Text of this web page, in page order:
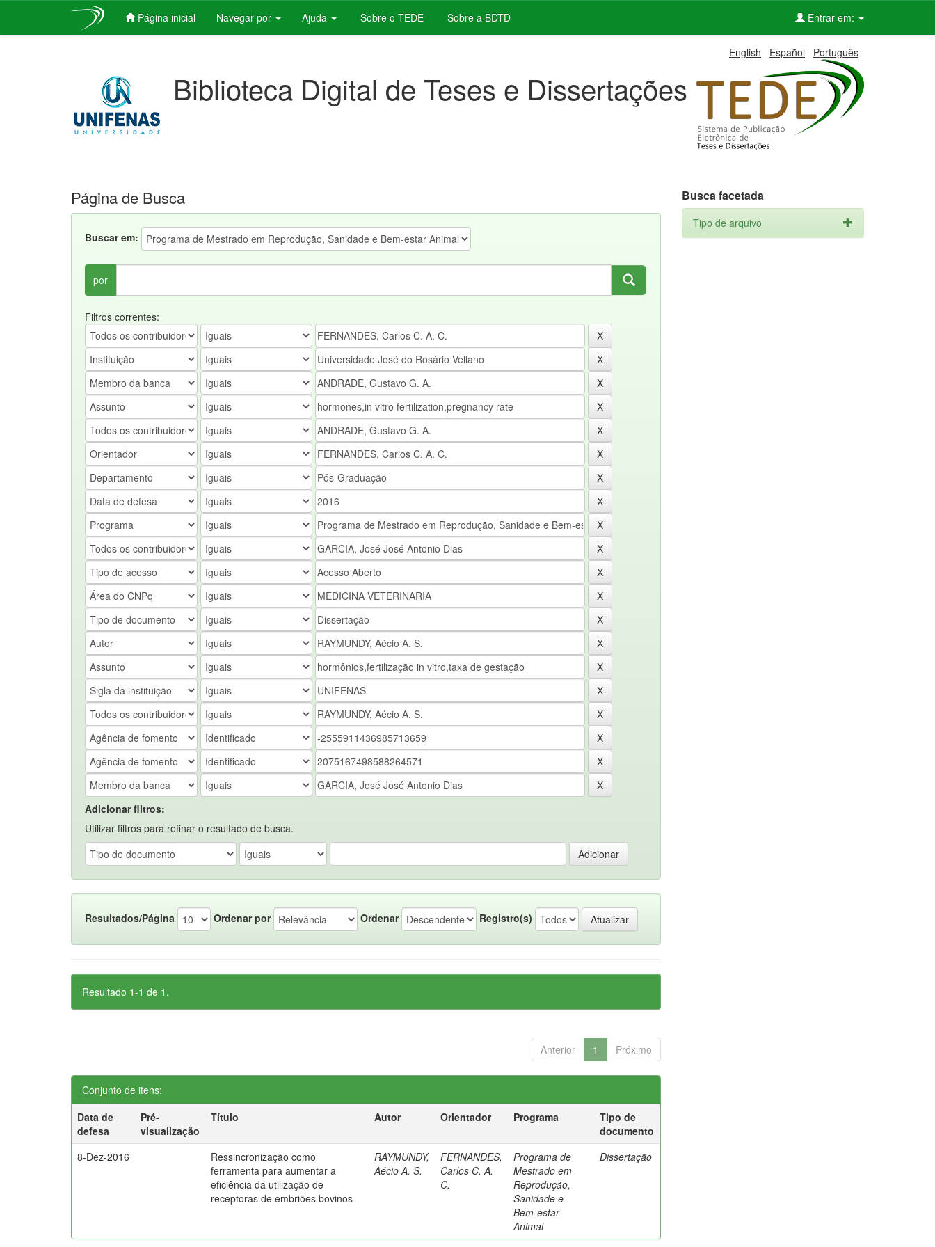
Página inicial Navegar por Ajuda Sobre o TEDE Sobre a BDTD Entrar em:
English Español Português
Biblioteca Digital de Teses e Dissertações
Página de Busca
Buscar em:
por
Filtros correntes:
Adicionar filtros:
Utilizar filtros para refinar o resultado de busca.
Resultados/Página Ordenar por Ordenar Registro(s)
Resultado 1-1 de 1.
Anterior 1 Próximo
Conjunto de itens:
Data de
defesa
Pré-
visualização
Título Autor Orientador Programa
Tipo de
documento
8-Dez-2016
Ressincronização como
ferramenta para aumentar a
eficiência da utilização de
receptoras de embriões bovinos
RAYMUNDY,
Aécio A. S.
FERNANDES,
Carlos C. A.
C.
Programa de
Mestrado em
Reprodução,
Sanidade e
Bem-estar
Animal
Dissertação
Busca facetada
Tipo de arquivo